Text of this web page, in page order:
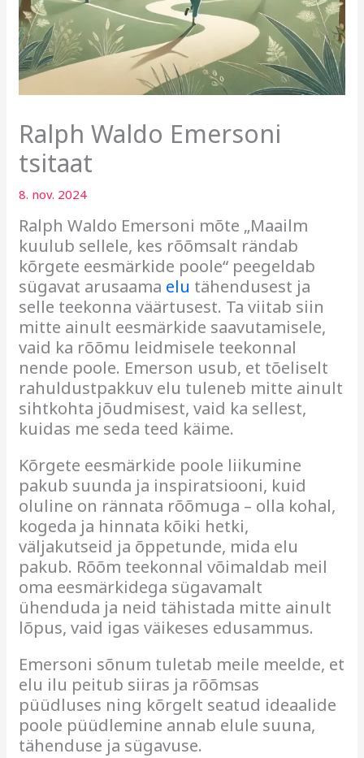
Ralph Waldo Emersoni
tsitaat
8. nov. 2024
Ralph Waldo Emersoni mõte „Maailm
kuulub sellele, kes rõõmsalt rändab
kõrgete eesmärkide poole“ peegeldab
sügavat arusaama elu tähendusest ja
selle teekonna väärtusest. Ta viitab siin
mitte ainult eesmärkide saavutamisele,
vaid ka rõõmu leidmisele teekonnal
nende poole. Emerson usub, et tõeliselt
rahuldustpakkuv elu tuleneb mitte ainult
sihtkohta jõudmisest, vaid ka sellest,
kuidas me seda teed käime.
Kõrgete eesmärkide poole liikumine
pakub suunda ja inspiratsiooni, kuid
oluline on rännata rõõmuga – olla kohal,
kogeda ja hinnata kõiki hetki,
väljakutseid ja õppetunde, mida elu
pakub. Rõõm teekonnal võimaldab meil
oma eesmärkidega sügavamalt
ühenduda ja neid tähistada mitte ainult
lõpus, vaid igas väikeses edusammus.
Emersoni sõnum tuletab meile meelde, et
elu ilu peitub siiras ja rõõmsas
püüdluses ning kõrgelt seatud ideaalide
poole püüdlemine annab elule suuna,
tähenduse ja sügavuse.